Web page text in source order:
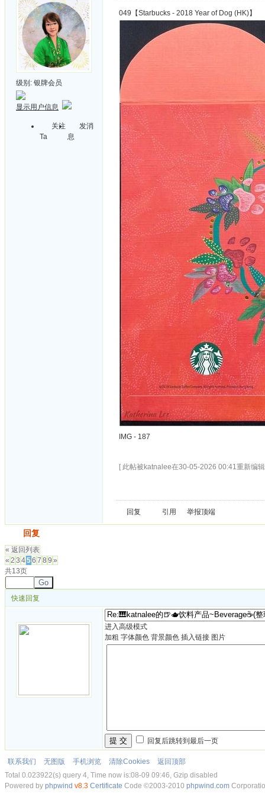
级别: 银牌会员
显示用户信息
关注
Ta
发消
息
049【Starbucks - 2018 Year of Dog (HK)】
IMG - 187
[ 此帖被katnalee在30-05-2026 00:41重新编
回复 引用 举报顶端
回复
« 返回列表
« 2 3 456 7 8 9 »
共13页
Go
快速回复
进入高级模式
加粗 字体颜色 背景颜色 插入链接 图片
提 交 回复后跳转到最后一页
联系我们 无图版 手机浏览 清除Cookies
返回顶部
Total 0.023922(s) query 4, Time now is:08-09 09:46, Gzip disabled
Powered by phpwind v8.3 Certificate Code ©2003-2010 phpwind.com